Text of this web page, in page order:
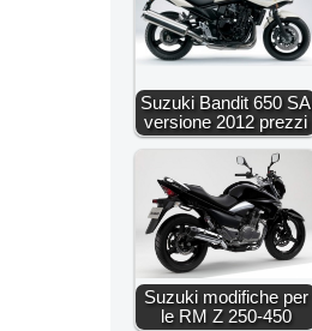
Suzuki Bandit 650 SA
versione 2012 prezzi
Suzuki modifiche per
le RM Z 250-450